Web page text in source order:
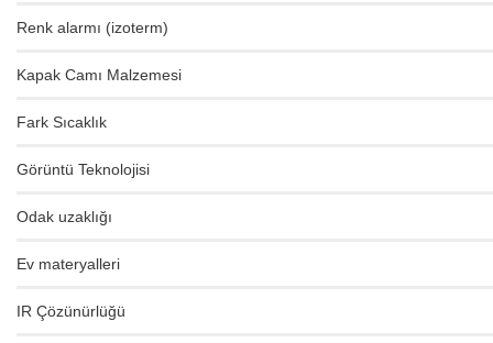
Renk alarmı (izoterm)
Kapak Camı Malzemesi
Fark Sıcaklık
Görüntü Teknolojisi
Odak uzaklığı
Ev materyalleri
IR Çözünürlüğü